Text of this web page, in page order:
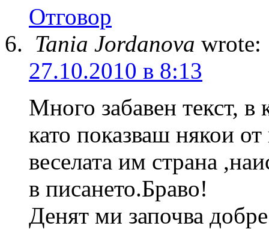
Отговор
Tania Jordanova wrote:
27.10.2010 в 8:13
Много забавен текст, в
като показваш някои
веселата им страна
в писането.Браво!
Денят ми започва